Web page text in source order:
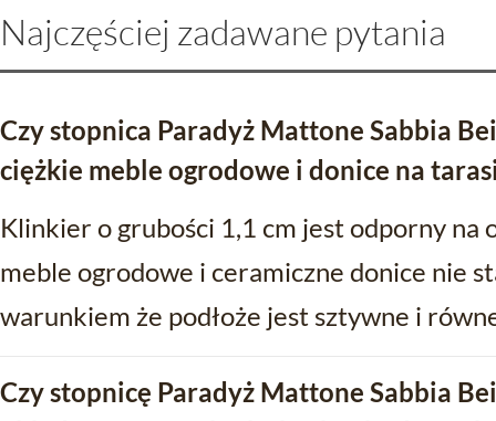
Najczęściej zadawane pytania
Czy stopnica Paradyż Mattone Sabbia
ciężkie meble ogrodowe i donice na
Klinkier o grubości 1,1 cm jest odporny na
meble ogrodowe i ceramiczne donice nie
warunkiem że podłoże jest sztywne i
Czy stopnicę Paradyż Mattone Sabbia